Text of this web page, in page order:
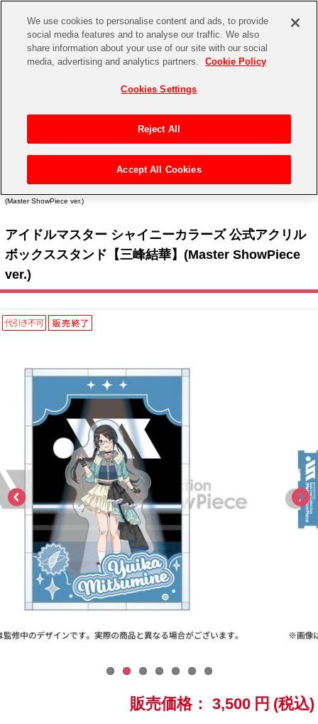
CHANNEL STORE EVENT
ASOBI STORE TOP
ゲーム 電子書籍
CD / Blu-ray
EVENT
その他先行受付
プレミアム会員とは
アイドルマスターシリーズ
アイドルマスター
アイドルマスター シャイニーカラーズ
テイルズ オブ シリーズ
電音部
太鼓の達人
ACE COMBAT
パックマン
ナムコクラシック
スサノオマジック
ガンダムシリーズ
イベントグッズ
トイ・ホビー
アイドルマスター シリーズ>アイドルマスター シャイニーカラー
(Master ShowPiece ver.)
アイドルマスター シャイニーカラーズ 公式アクリル
ボックススタンド【三峰結華】(Master ShowPiece
ver.)
販売価格： 3,500 円 (税込)
We use cookies to personalise content and ads, to provide
social media features and to analyse our traffic. We also
share information about your use of our site with our social
media, advertising and analytics partners.
Cookie Policy
Cookies Settings
Reject All
Accept All Cookies